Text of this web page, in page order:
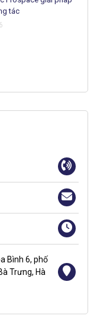
tác
Bình 6, phố
Trưng, Hà